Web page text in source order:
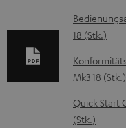
e
t
z
18 (Stk.)
Mk3 18 (Stk.)
Quick Start
(Stk.)